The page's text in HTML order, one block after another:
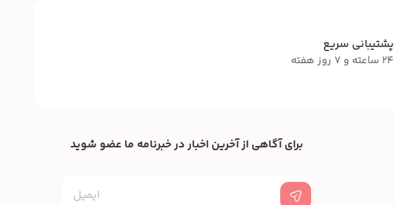
پشتیبانی سریع
24 ساعته و 7 روز هفته
برای آگاهی از آخرین اخبار در خبرنامه ما عضو شوید